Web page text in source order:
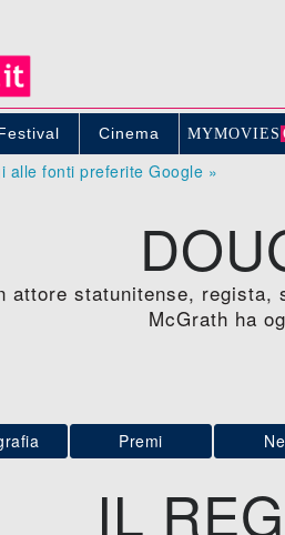
Cinema MYMOVIE S
alle fonti preferite Google »
attore statunitense,
McGrath ha
Premi
IL